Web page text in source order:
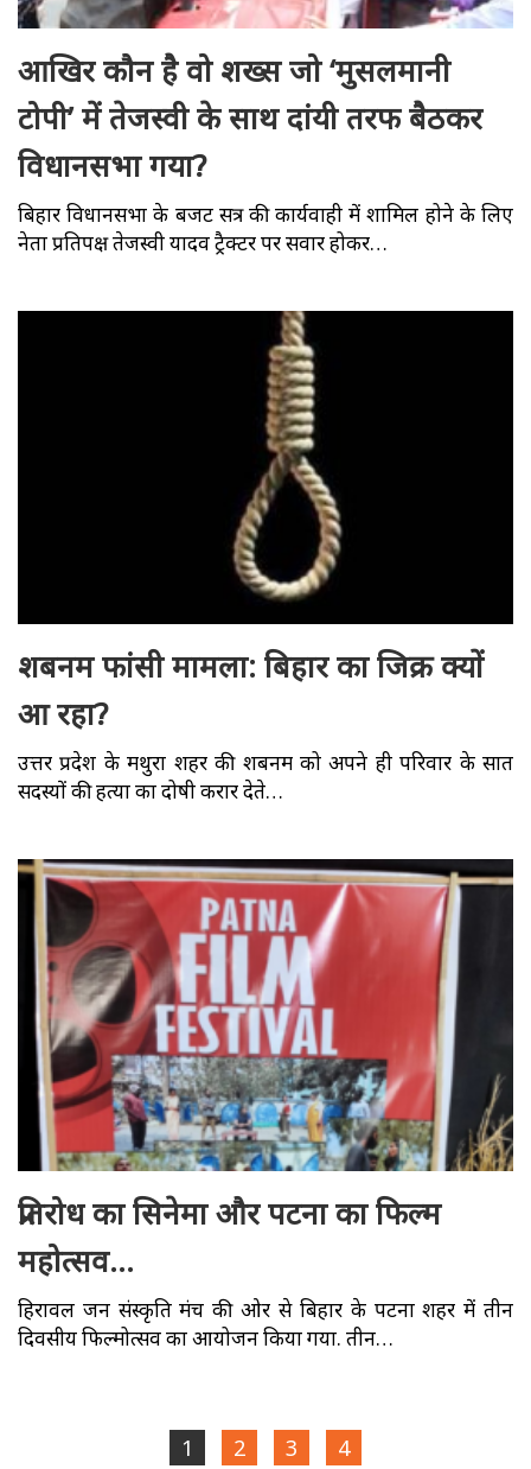
आखिर कौन है वो शख्स जो ‘मुसलमानी
टोपी’ में तेजस्वी के साथ दांयी तरफ बैठकर
विधानसभा गया?
बिहार विधानसभा के बजट सत्र की कार्यवाही में शामिल होने के लिए
नेता प्रतिपक्ष तेजस्वी यादव ट्रैक्टर पर सवार होकर…
शबनम फांसी मामला: बिहार का जिक्र क्यों
आ रहा?
उत्तर प्रदेश के मथुरा शहर की शबनम को अपने ही परिवार के सात
सदस्यों की हत्या का दोषी करार देते…
प्रतिरोध का सिनेमा और पटना का फिल्म
महोत्सव…
हिरावल जन संस्कृति मंच की ओर से बिहार के पटना शहर में तीन
दिवसीय फिल्मोत्सव का आयोजन किया गया. तीन…
1 2 3 4